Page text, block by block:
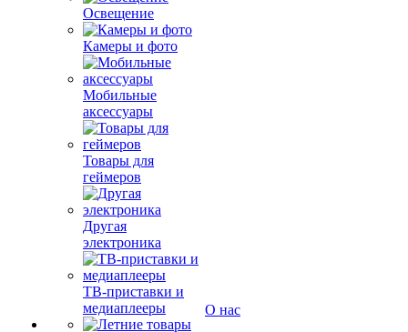
Освещение
Камеры и фото
Мобильные
аксессуары
Товары для
геймеров
Другая
электроника
ТВ-приставки и
медиаплееры
О нас